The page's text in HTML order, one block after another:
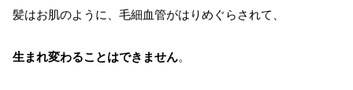
髪はお肌のように、毛細血管がはりめぐらされて、
生まれ変わることはできません。